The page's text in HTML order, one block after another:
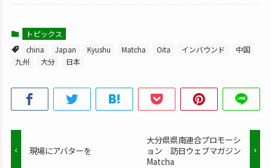
トピックス
china
Japan Kyushu Matcha Oita インバウンド
中国
九州
大分 日本
現場にアバターを
大分県県南連合プロモーシ
ョン 訪日ウェブマガジン
Matcha